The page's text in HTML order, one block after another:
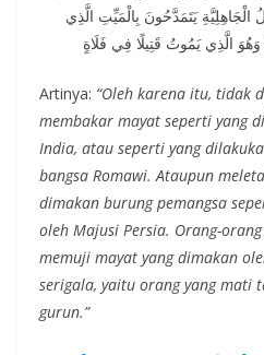
يَتَمَدَّحُونَ بِالْمَيِّتِ الَّذِي
Artinya: “Oleh karena itu, tidak
membakar mayat seperti yang
India, atau seperti yang
bangsa Romawi. Ataupun
dimakan burung pemangsa
oleh Majusi Persia. Orang-
memuji mayat yang dimakan
serigala, yaitu orang yang mati
gurun.”